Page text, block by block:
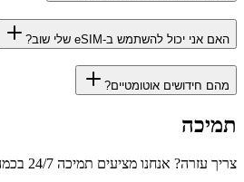
האם אני יכול להשתמש ב-eSIM שלי שוב?
מהם חידושים אוטומטיים?
תמיכה
צריך עזרה? אנחנו מציעים תמיכה 24/7 בכמה שפות.